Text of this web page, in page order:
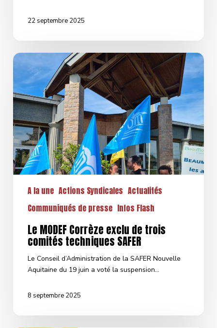
22 septembre 2025
Le
MODEF
Corrèze
exclu
de
trois
comités
techniques
SAFER
A la une Actions Syndicales Actualités
Communiqués de presse Infos Flash
Le MODEF Corrèze exclu de trois
comités techniques SAFER
Le Conseil d’Administration de la SAFER Nouvelle
Aquitaine du 19 juin a voté la suspension…
8 septembre 2025